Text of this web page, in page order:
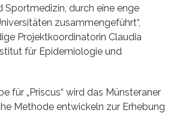
Sportmedizin, durch eine enge
zusammengeführt“,
Projektkoordinatorin Claudia
für Epidemiologie und
für „Priscus“ wird das Münsteraner
Methode entwickeln zur Erhebung